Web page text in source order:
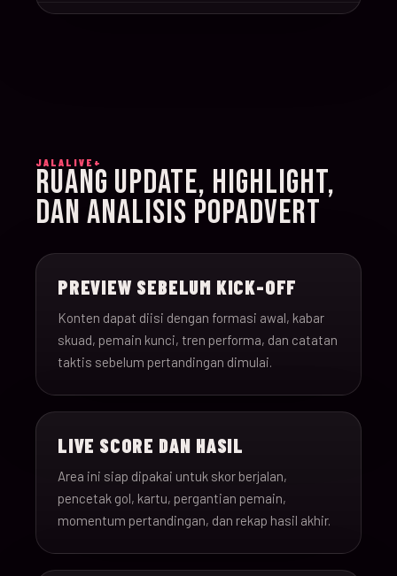
012
14-Jun-
26
20:00 Sweden v Tunisia
26
014
26
12:00 Spain v Cape Verde
15-Jun-
26
Iran v New Zealand
016
15-Jun-
12:00
017
16-Jun-
15:00 France v Senegal
JALALIVE+
RUANG UPDATE, HIGHLIGHT,
DAN ANALISIS POPADVERT
PREVIEW SEBELUM KICK-OFF
Konten dapat diisi dengan formasi awal, kabar
skuad, pemain kunci, tren performa, dan catatan
taktis sebelum pertandingan dimulai.
LIVE SCORE DAN HASIL
Area ini siap dipakai untuk skor berjalan,
pencetak gol, kartu, pergantian pemain,
momentum pertandingan, dan rekap hasil akhir.